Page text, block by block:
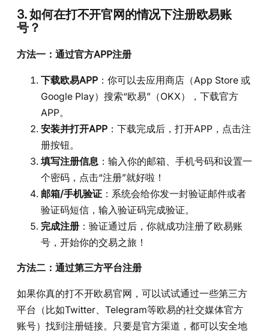
3. 如何在打不开官网的情况下注册欧易账
号？
方法一：通过官方APP注册
下载欧易APP ：你可以去应用商店（App Store 或
Google Play）搜索“欧易”（OKX），下载官方
APP。
安装并打开APP ：下载完成后，打开APP，点击注
册按钮。
填写注册信息 ：输入你的邮箱、手机号码和设置一
个密码，点击“注册”就好啦！
邮箱/手机验证 ：系统会给你发一封验证邮件或者
验证码短信，输入验证码完成验证。
完成注册 ：验证通过后，你就成功注册了欧易账
号，开始你的交易之旅！
方法二：通过第三方平台注册
如果你真的打不开欧易官网，可以试试通过一些第三方
平台（比如Twitter、Telegram等欧易的社交媒体官方
账号）找到注册链接。只要是官方渠道，都可以安全地